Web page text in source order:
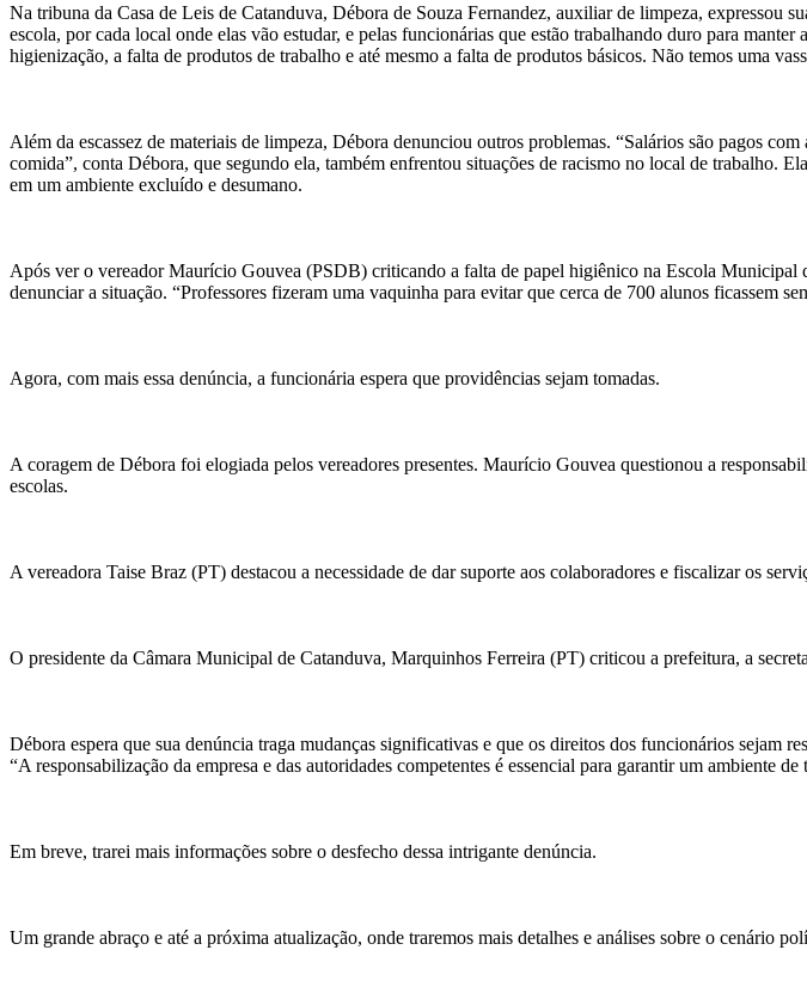
Na tribuna da Casa de Leis de Catanduva, Débora de Souza Fernandez, auxiliar de limpeza, expressou
escola, por cada local onde elas vão estudar, e pelas funcionárias que estão trabalhando duro para
higienização, a falta de produtos de trabalho e até mesmo a falta de produtos básicos. Não temos uma
Além da escassez de materiais de limpeza, Débora denunciou outros problemas. “Salários são pagos
comida”, conta Débora, que segundo ela, também enfrentou situações de racismo no local de trabalho.
em um ambiente excluído e desumano.
Após ver o vereador Maurício Gouvea (PSDB) criticando a falta de papel higiênico na Escola
denunciar a situação. “Professores fizeram uma vaquinha para evitar que cerca de 700 alunos ficassem
Agora, com mais essa denúncia, a funcionária espera que providências sejam tomadas.
A coragem de Débora foi elogiada pelos vereadores presentes. Maurício Gouvea questionou a
escolas.
A vereadora Taise Braz (PT) destacou a necessidade de dar suporte aos colaboradores e fiscalizar os
O presidente da Câmara Municipal de Catanduva, Marquinhos Ferreira (PT) criticou a prefeitura, a
Débora espera que sua denúncia traga mudanças significativas e que os direitos dos funcionários sejam
“A responsabilização da empresa e das autoridades competentes é essencial para garantir um ambiente
Em breve, trarei mais informações sobre o desfecho dessa intrigante denúncia.
Um grande abraço e até a próxima atualização, onde traremos mais detalhes e análises sobre o cenário